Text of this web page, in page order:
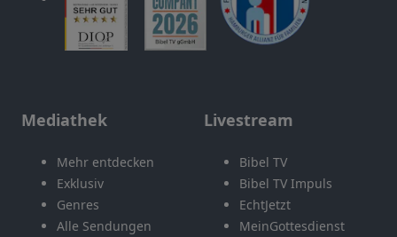
Mediathek
Mehr entdecken
Exklusiv
Genres
Alle Sendungen
Livestream
Bibel TV
Bibel TV Impuls
EchtJetzt
MeinGottesdienst